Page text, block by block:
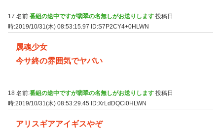
17 名前:番組の途中ですが翡翠の名無しがお送りします 投稿日
時:2019/10/31(木) 08:53:15.97 ID:S7P2CY4+0HLWN
属魂少女
今サ終の雰囲気でヤバい
18 名前:番組の途中ですが翡翠の名無しがお送りします 投稿日
時:2019/10/31(木) 08:53:29.45
ID:XrLdDQCi0HLWN
アリスギアアイギスやぞ